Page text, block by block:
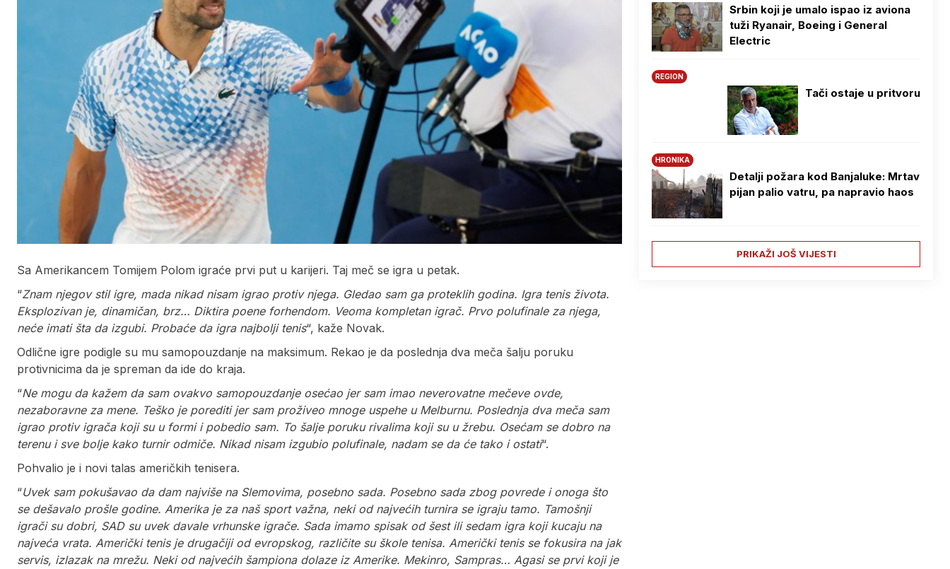
Sa Amerikancem Tomijem Polom igraće prvi put u karijeri. Taj meč se igra u petak.
“Znam njegov stil igre, mada nikad nisam igrao protiv njega. Gledao sam ga proteklih godina. Igra tenis života.
Eksplozivan je, dinamičan, brz… Diktira poene forhendom. Veoma kompletan igrač. Prvo polufinale za njega,
neće imati šta da izgubi. Probaće da igra najbolji tenis“, kaže Novak.
Odlične igre podigle su mu samopouzdanje na maksimum. Rekao je da poslednja dva meča šalju poruku
protivnicima da je spreman da ide do kraja.
“Ne mogu da kažem da sam ovakvo samopouzdanje osećao jer sam imao neverovatne mečeve ovde,
nezaboravne za mene. Teško je porediti jer sam proživeo mnoge uspehe u Melburnu. Poslednja dva meča sam
igrao protiv igrača koji su u formi i pobedio sam. To šalje poruku rivalima koji su u žrebu. Osećam se dobro na
terenu i sve bolje kako turnir odmiče. Nikad nisam izgubio polufinale, nadam se da će tako i ostati“.
Pohvalio je i novi talas američkih tenisera.
“Uvek sam pokušavao da dam najviše na Slemovima, posebno sada. Posebno sada zbog povrede i onoga što
se dešavalo prošle godine. Amerika je za naš sport važna, neki od najvećih turnira se igraju tamo. Tamošnji
igrači su dobri, SAD su uvek davale vrhunske igrače. Sada imamo spisak od šest ili sedam igra koji kucaju na
najveća vrata. Američki tenis je drugačiji od evropskog, različite su škole tenisa. Američki tenis se fokusira na jak
servis, izlazak na mrežu. Neki od najvećih šampiona dolaze iz Amerike. Mekinro, Sampras… Agasi se prvi koji je
Srbin koji je umalo ispao iz aviona
tuži Ryanair, Boeing i General
Electric
REGION
Tači ostaje u pritvoru
HRONIKA
Detalji požara kod Banjaluke: Mrtav
pijan palio vatru, pa napravio haos
PRIKAŽI JOŠ VIJESTI